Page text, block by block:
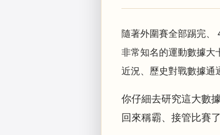
隨著外圍賽全部踢完、
非常知名的運動數據大
近況、歷史對戰數據通
你仔細去研究這大數
回來稱霸、接管比賽了